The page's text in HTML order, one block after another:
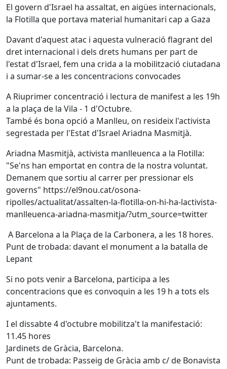
El govern d'Israel ha assaltat, en aigües internacionals,
la Flotilla que portava material humanitari cap a Gaza
Davant d'aquest atac i aquesta vulneració flagrant del
dret internacional i dels drets humans per part de
l'estat d'Israel, fem una crida a la mobilització ciutadana
i a sumar-se a les concentracions convocades
A Riuprimer concentració i lectura de manifest a les 19h
a la plaça de la Vila - 1 d'Octubre.
També és bona opció a Manlleu, on resideix l'activista
segrestada per l'Estat d'Israel Ariadna Masmitjà.
Ariadna Masmitjà, activista manlleuenca a la Flotilla:
"Se'ns han emportat en contra de la nostra voluntat.
Demanem que sortiu al carrer per pressionar els
governs" https://el9nou.cat/osona-
ripolles/actualitat/assalten-la-flotilla-on-hi-ha-lactivista-
manlleuenca-ariadna-masmitja/?utm_source=twitter
A Barcelona a la Plaça de la Carbonera, a les 18 hores.
Punt de trobada: davant el monument a la batalla de
Lepant
Si no pots venir a Barcelona, participa a les
concentracions que es convoquin a les 19 h a tots els
ajuntaments.
I el dissabte 4 d'octubre mobilitza't la manifestació:
11.45 hores
Jardinets de Gràcia, Barcelona.
Punt de trobada: Passeig de Gràcia amb c/ de Bonavista